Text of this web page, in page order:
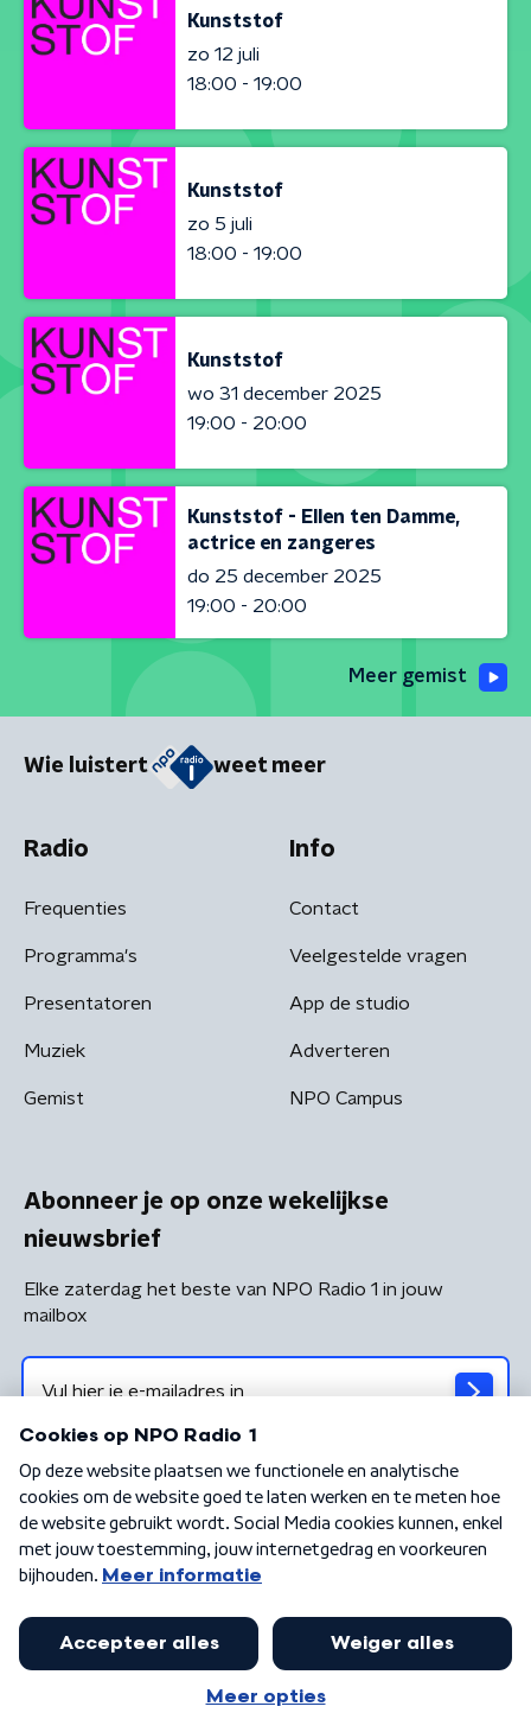
Kunststof
zo 12 juli
18:00 - 19:00
Kunststof
zo 5 juli
18:00 - 19:00
Kunststof
wo 31 december 2025
19:00 - 20:00
Kunststof - Ellen ten Damme,
actrice en zangeres
do 25 december 2025
19:00 - 20:00
Meer gemist
Wie luistert weet meer
Radio
Frequenties
Programma's
Presentatoren
Muziek
Gemist
Info
Contact
Veelgestelde vragen
App de studio
Adverteren
NPO Campus
Abonneer je op onze wekelijkse
nieuwsbrief
Elke zaterdag het beste van NPO Radio 1 in jouw
mailbox
Algemene voorwaarden